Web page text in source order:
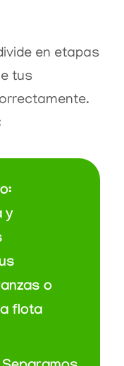
en etapas
tus
y
o
flota